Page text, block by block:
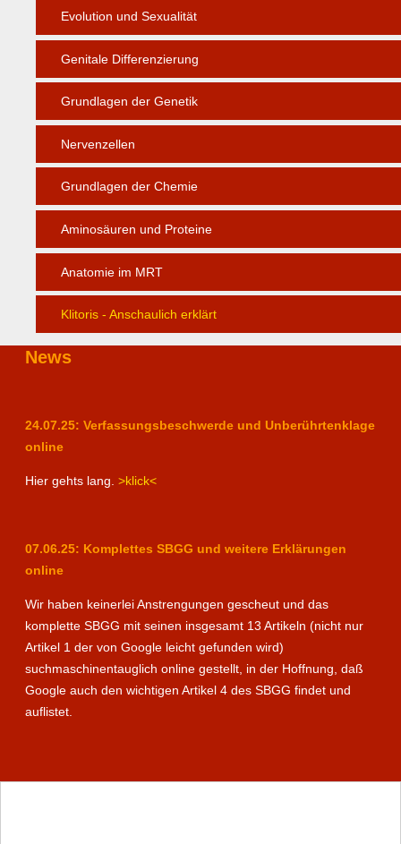
Evolution und Sexualität
Genitale Differenzierung
Grundlagen der Genetik
Nervenzellen
Grundlagen der Chemie
Aminosäuren und Proteine
Anatomie im MRT
Klitoris - Anschaulich erklärt
News
24.07.25: Verfassungsbeschwerde und Unberührtenklage
online
Hier gehts lang. >klick<
07.06.25: Komplettes SBGG und weitere Erklärungen
online
Wir haben keinerlei Anstrengungen gescheut und das
komplette SBGG mit seinen insgesamt 13 Artikeln (nicht nur
Artikel 1 der von Google leicht gefunden wird)
suchmaschinentauglich online gestellt, in der Hoffnung, daß
Google auch den wichtigen Artikel 4 des SBGG findet und
auflistet.